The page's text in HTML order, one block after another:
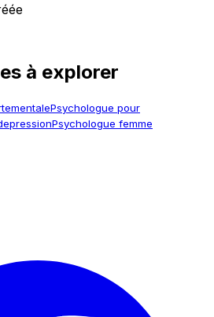
à explorer
Psychologue pour
Psychologue femme